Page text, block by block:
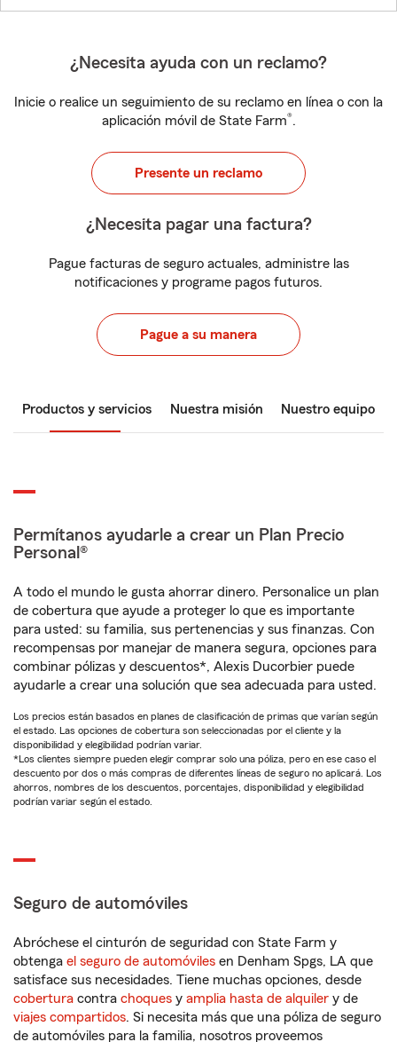
¿Necesita ayuda con un reclamo?
Inicie o realice un seguimiento de su reclamo en línea o con la
aplicación móvil de State Farm®.
Presente un reclamo
¿Necesita pagar una factura?
Pague facturas de seguro actuales, administre las
notificaciones y programe pagos futuros.
Pague a su manera
Productos y servicios Nuestra misión Nuestro equipo
Permítanos ayudarle a crear un Plan Precio
Personal®
A todo el mundo le gusta ahorrar dinero. Personalice un plan
de cobertura que ayude a proteger lo que es importante
para usted: su familia, sus pertenencias y sus finanzas. Con
recompensas por manejar de manera segura, opciones para
combinar pólizas y descuentos*, Alexis Ducorbier puede
ayudarle a crear una solución que sea adecuada para usted.
Los precios están basados en planes de clasificación de primas que varían según
el estado. Las opciones de cobertura son seleccionadas por el cliente y la
disponibilidad y elegibilidad podrían variar.
*Los clientes siempre pueden elegir comprar solo una póliza, pero en ese caso el
descuento por dos o más compras de diferentes líneas de seguro no aplicará. Los
ahorros, nombres de los descuentos, porcentajes, disponibilidad y elegibilidad
podrían variar según el estado.
Seguro de automóviles
Abróchese el cinturón de seguridad con State Farm y
obtenga el seguro de automóviles en Denham Spgs, LA que
satisface sus necesidades. Tiene muchas opciones, desde
cobertura contra choques y amplia hasta de alquiler y de
viajes compartidos. Si necesita más que una póliza de seguro
de automóviles para la familia, nosotros proveemos